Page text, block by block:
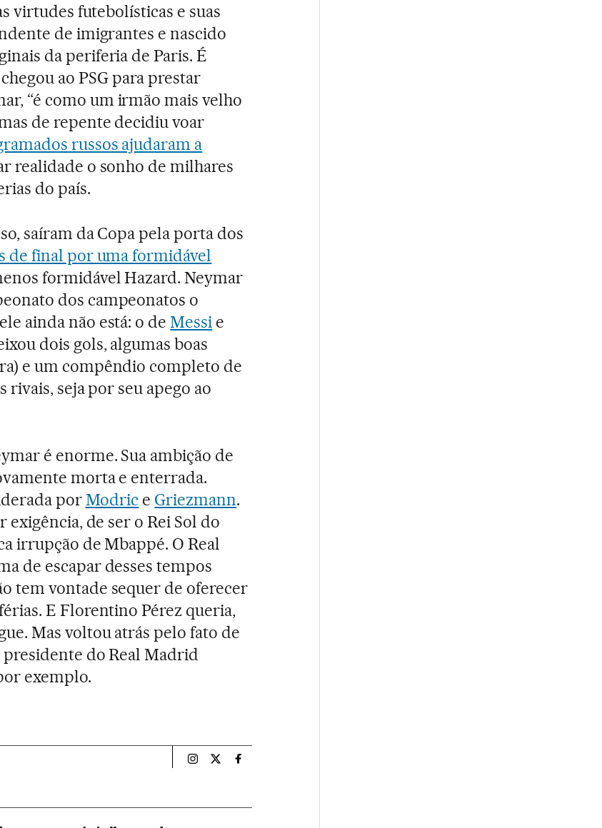
virtudes futebolísticas e suas
de imigrantes e nascido
da periferia de Paris. É
ao PSG para prestar
“é como um irmão mais velho
de repente decidiu voar
russos ajudaram a
realidade o sonho de milhares
do país.
saíram da Copa pela porta dos
de final por uma formidável
formidável Hazard. Neymar
dos campeonatos o
ainda não está: o deMessi e
dois gols, algumas boas
e um compêndio completo de
rivais, seja por seu apego ao
é enorme. Sua ambição de
morta e enterrada.
porModric e Griezmann.
exigência, de ser o Rei Sol do
irrupção de Mbappé. O Real
de escapar desses tempos
tem vontade sequer de oferecer
E Florentino Pérez queria,
Mas voltou atrás pelo fato de
presidente do Real Madrid
exemplo.
Esportes El País Brasil en Instagram
Esportes El País Brasil en Twitter
Esportes El País Brasil en Facebook